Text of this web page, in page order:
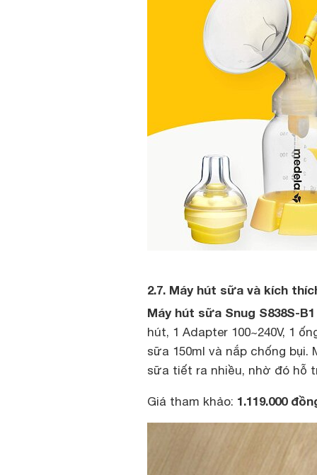
2.7. Máy hút sữa và kích
Máy hút sữa Snug S838S-
hút, 1 Adapter 100~240V, 1
sữa 150ml và nắp chống
sữa tiết ra nhiều, nhờ đó hỗ
Giá tham khảo: 1.119.000